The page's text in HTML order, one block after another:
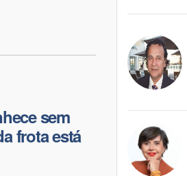
sem
frota está